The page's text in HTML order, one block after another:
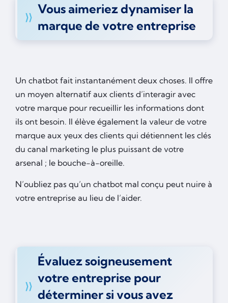
Vous aimeriez dynamiser la
marque de votre entreprise
Un chatbot fait instantanément deux choses. Il offre
un moyen alternatif aux clients d’interagir avec
votre marque pour recueillir les informations dont
ils ont besoin. Il élève également la valeur de votre
marque aux yeux des clients qui détiennent les clés
du canal marketing le plus puissant de votre
arsenal ; le bouche-à-oreille.
N’oubliez pas qu’un chatbot mal conçu peut nuire à
votre entreprise au lieu de l’aider.
Évaluez soigneusement
votre entreprise pour
déterminer si vous avez